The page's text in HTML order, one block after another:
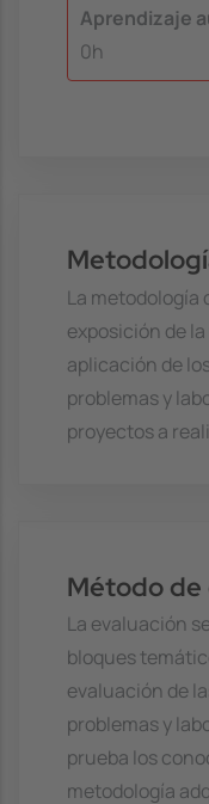
Aprendizaje
0h
La metodología
exposición de
aplicación de
problemas y
proyectos a
Método de
La evaluación
bloques
evaluación de
problemas y
prueba los
metodología